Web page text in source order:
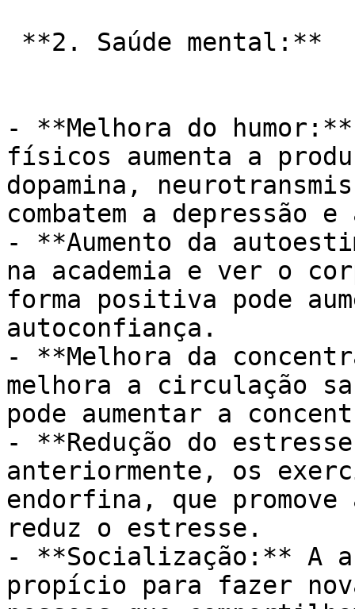
- **Melhora do
físicos aumenta a
dopamina,
combatem a depressão
- **Aumento da
na academia e ver o
forma positiva pode
autoconfiança.
- **Melhora da
melhora a circulação
pode aumentar a
- **Redução do
anteriormente, os
endorfina, que promove
reduz o estresse.
- **Socialização:** A
propício para fazer